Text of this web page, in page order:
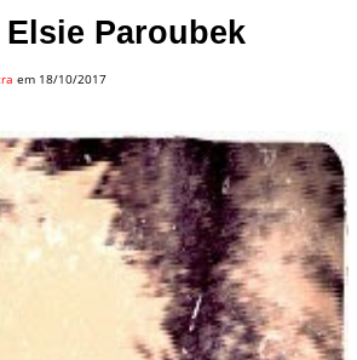
Paroubek
em 18/10/2017